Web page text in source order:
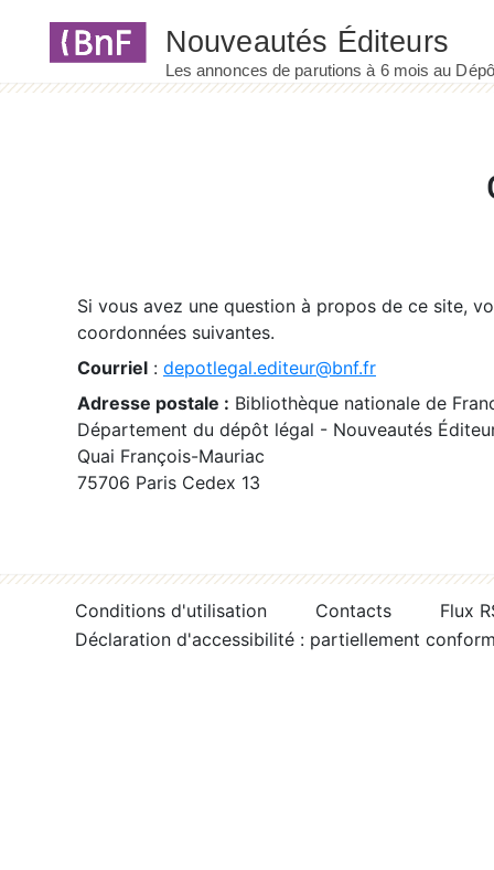
Si vous avez une question à propos de ce site,
coordonnées suivantes.
Courriel : depotlegal.editeur@bnf.fr
Adresse postale : Bibliothèque nationale de
Département du dépôt légal - Nouveautés
Quai François-Mauriac
75706 Paris Cedex 13
Conditions d'utilisation Contacts
Flux
Déclaration d'accessibilité : partiellement